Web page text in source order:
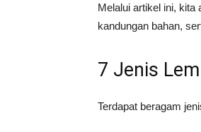
Melalui artikel ini,
kandungan bahan,
7 Jenis
Terdapat beragam